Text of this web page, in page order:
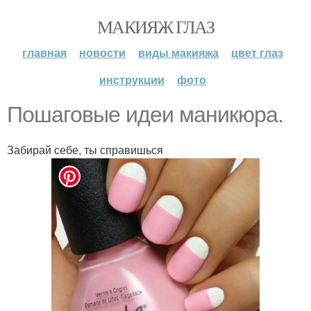
МАКИЯЖ ГЛАЗ
главная новости виды макияжа
цвет глаз
инструкции
фото
Пошаговые идеи маникюра.
Забирай себе, ты справишься